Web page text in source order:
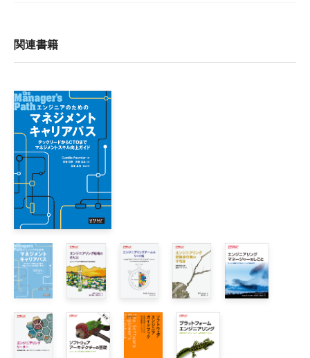
イントロダクション
1章　では、具体的に君はここで何を？
    1.1　スタッフエンジニアとは一体何なのか？
    1.2　ご高説ごもっとも。で、私の仕事は何？
    1.3　役割を理解する
    1.4　スコープ、形状、重点事項を一致させる
    1.5　まとめ
    2.1　あれ、誰か地図は持ってきた？
    2.2　ロケーターマップ：観点を手にいれる
    2.3　トポグラフィックマップ：地形を学ぶ
    2.5　あなた自身の旅
    2.6　まとめ
関連書籍